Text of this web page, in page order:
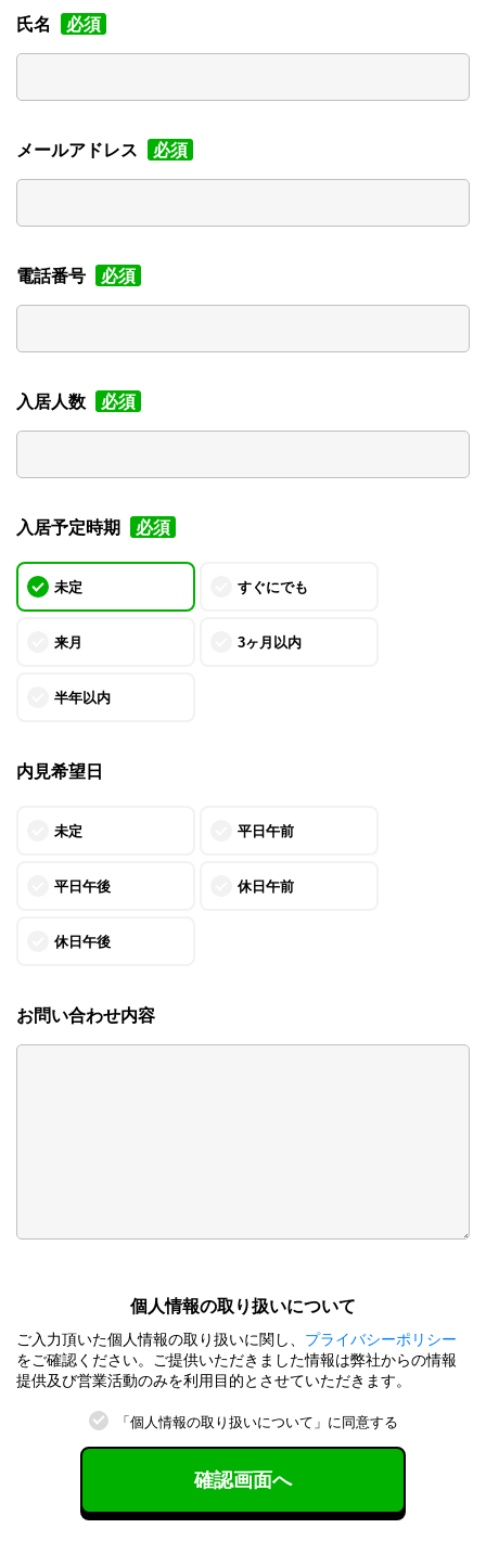
氏名 必須
メールアドレス 必須
電話番号 必須
入居人数 必須
入居予定時期 必須
未定 すぐにでも
来月 3ヶ月以内
半年以内
内見希望日
未定 平日午前
平日午後 休日午前
休日午後
お問い合わせ内容
個⼈情報の取り扱いについて
ご⼊⼒頂いた個⼈情報の取り扱いに関し、 プライバシーポリシー
をご確認ください。ご提供いただきました情報は弊社からの情報
提供及び営業活動のみを利⽤⽬的とさせていただきます。
「個⼈情報の取り扱いについて」に同意する
確認画面へ